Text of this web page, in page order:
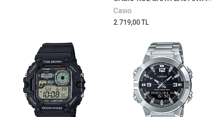
Casio
2.719,00 TL